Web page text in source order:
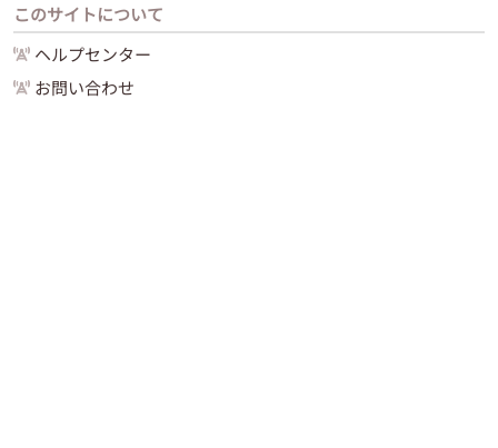
このサイトについて
ヘルプセンター
お問い合わせ